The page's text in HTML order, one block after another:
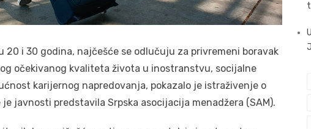
20 i 30 godina, najčešće se odlučuju za privremeni boravak
očekivanog kvaliteta života u inostranstvu, socijalne
karijernog napredovanja, pokazalo je istraživenje o
javnosti predstavila Srpska asocijacija menadžera (SAM).